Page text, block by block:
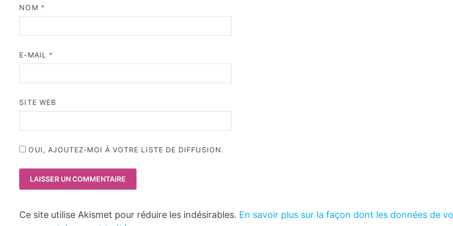
NOM *
E-MAIL *
SITE WEB
OUI, AJOUTEZ-MOI À VOTRE LISTE DE DIFFUSION.
Ce site utilise Akismet pour réduire les indésirables. En savoir plus sur la façon dont les données de